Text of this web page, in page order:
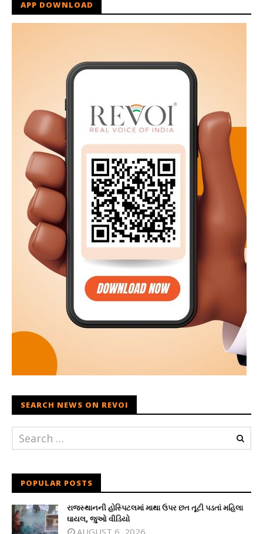
APP DOWNLOAD
SEARCH NEWS ON REVOI
POPULAR POSTS
રાજસ્થાનની હોસ્પિટલમાં માથા ઉપર છત તૂટી પડતાં મહિલા
ઘાયલ, જુઓ વીડિયો